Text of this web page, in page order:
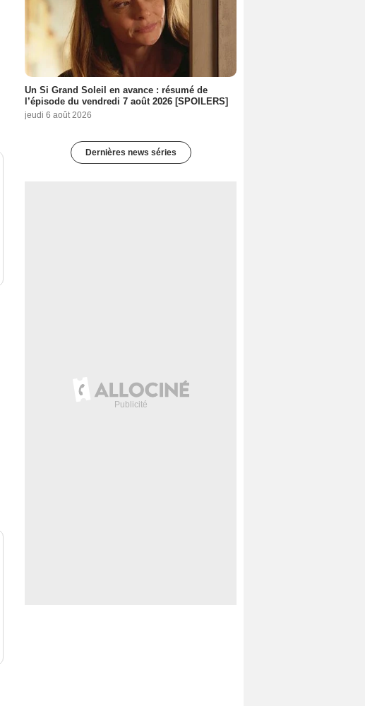
Un Si Grand Soleil en avance : résumé de
l’épisode du vendredi 7 août 2026 [SPOILERS]
jeudi 6 août 2026
Dernières news séries